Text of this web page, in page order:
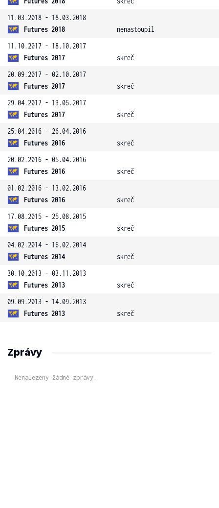
11.03.2018 - 18.03.2018
Futures 2018
nenastoupil
11.10.2017 - 18.10.2017
Futures 2017
skreč
20.09.2017 - 02.10.2017
Futures 2017
skreč
29.04.2017 - 13.05.2017
Futures 2017
skreč
25.04.2016 - 26.04.2016
Futures 2016
skreč
20.02.2016 - 05.04.2016
Futures 2016
skreč
01.02.2016 - 13.02.2016
Futures 2016
skreč
17.08.2015 - 25.08.2015
Futures 2015
skreč
04.02.2014 - 16.02.2014
Futures 2014
skreč
30.10.2013 - 03.11.2013
Futures 2013
skreč
09.09.2013 - 14.09.2013
Futures 2013
skreč
Zprávy
Nenalezeny žádné zprávy.